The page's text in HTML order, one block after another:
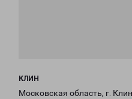
КЛИН
Московская область, г.